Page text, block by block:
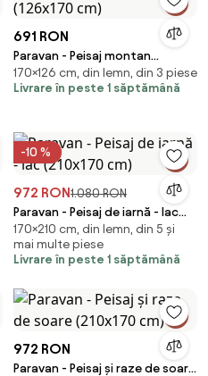
691 RON
Paravan - Peisaj montan
(126x170 cm)
170×126 cm, din lemn, din 3 piese
Livrare în peste 1 săptămână
-10 %
972 RON1.080 RON
Paravan - Peisaj de iarnă - lac
(210x170 cm)
170×210 cm, din lemn, din 5 și
mai multe piese
Livrare în peste 1 săptămână
972 RON
Paravan - Peisaj și raze de soare